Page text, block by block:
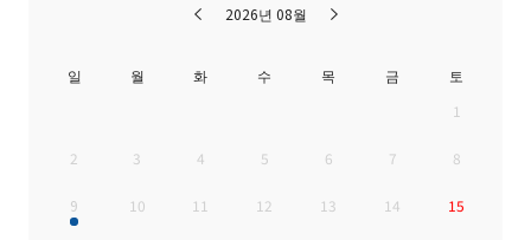
2026년 08월
일 월 화 수 목 금
토
1
2 3 4 5 6 7 8
9 10 11 12 13 14 15